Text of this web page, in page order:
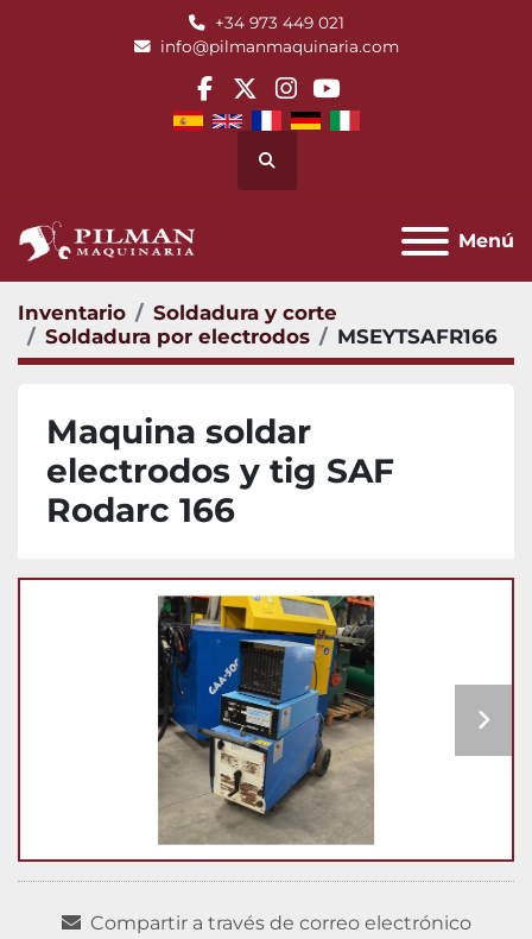
+34 973 449 021
info@pilmanmaquinaria.com
facebook
twitterinstagram
youtube
Buscar
Menú
Inventario
Soldadura y corte
Soldadura por electrodos
MSEYTSAFR166
Maquina soldar
electrodos y tig SAF
Rodarc 166
Compartir a través de correo electrónico